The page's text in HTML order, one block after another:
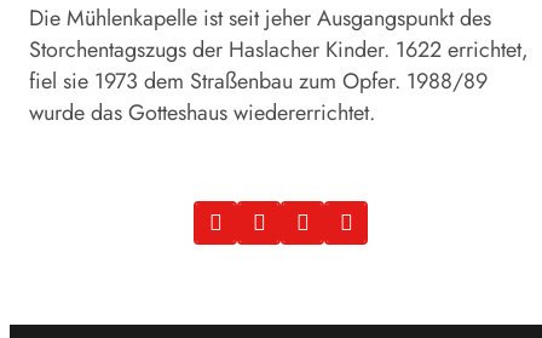
Die Mühlenkapelle ist seit jeher Ausgangspunkt des
Storchentagszugs der Haslacher Kinder. 1622 errichtet,
fiel sie 1973 dem Straßenbau zum Opfer. 1988/89
wurde das Gotteshaus wiedererrichtet.